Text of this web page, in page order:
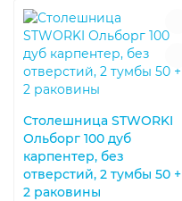
Столешница STWORKI
Ольборг 100 дуб
карпентер, без
отверстий, 2 тумбы 50 +
2 раковины